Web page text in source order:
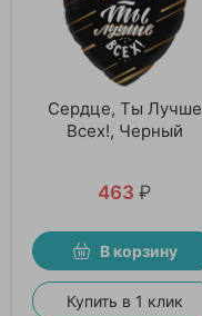
Сердце, Ты Лучше
Всех!, Черный
463 ₽
В корзину
Купить в 1 клик